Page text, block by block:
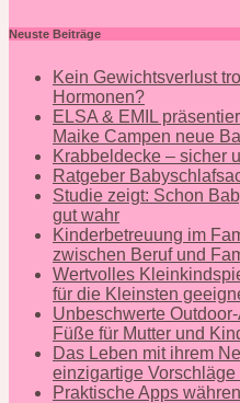
Neuste Beiträge
Kein Gewichtsverlust
Hormonen?
ELSA & EMIL
Maike Campen neue
Krabbeldecke – sicher
Ratgeber
Studie zeigt: Schon
gut wahr
Kinderbetreuung im
zwischen Beruf und
Wertvolles
für die Kleinsten
Unbeschwerte
Füße für Mutter und
Das Leben mit ihrem
einzigartige Vorschläge
Praktische Apps